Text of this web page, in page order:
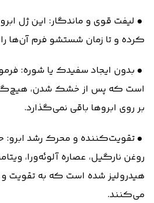
• لیفت قوی و ماندگار: این ژل
کرده و تا زمان شستشو فرم آن‌ها
• بدون ایجاد سفیدک یا شوره:
است که پس از خشک شدن،
بر روی ابروها باقی نمی‌گذارد.
• تقویت‌کننده و محرک رشد ابرو:
هیدرولیز شده است که به تقویت
می‌کنند.